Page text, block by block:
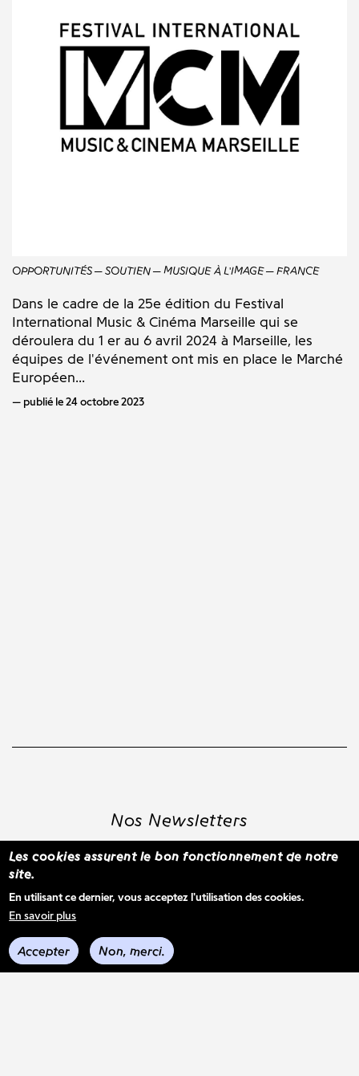
OPPORTUNITÉS SOUTIEN MUSIQUE À L'IMAGE FRANCE
Dans le cadre de la 25e édition du Festival
International Music & Cinéma Marseille qui se
déroulera du 1 er au 6 avril 2024 à Marseille, les
équipes de l'événement ont mis en place le Marché
Européen...
publié le 24 octobre 2023
Nos Newsletters
Voir les derniers envois
Les cookies assurent le bon fonctionnement de notre
site.
En utilisant ce dernier, vous acceptez l'utilisation des cookies.
En savoir plus
Accepter Non, merci.